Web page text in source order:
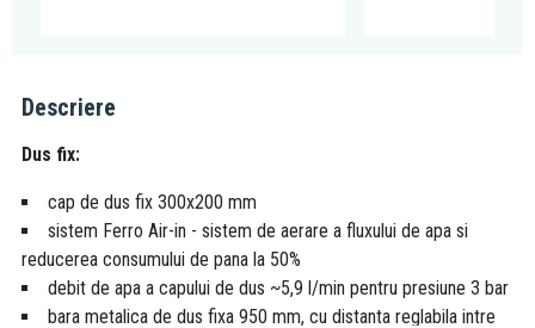
Descriere
Dus fix:
cap de dus fix 300x200 mm
sistem Ferro Air-in - sistem de aerare a fluxului de apa si
reducerea consumului de pana la 50%
debit de apa a capului de dus ~5,9 l/min pentru presiune 3 bar
bara metalica de dus fixa 950 mm, cu distanta reglabila intre